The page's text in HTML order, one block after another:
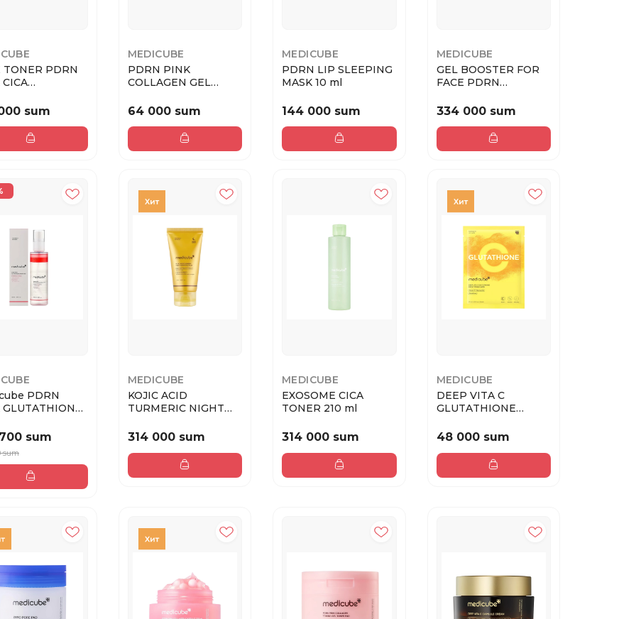
TONER PDRN
sum
MEDICUBE
PDRN PINK
COLLAGEN GEL
64 000 sum
MEDICUBE
PDRN LIP SLEEPING
MASK 10 ml
144 000 sum
MEDICUBE
GEL BOOSTER FOR
FACE PDRN
300ML
334 000 sum
PDRN
GLUTATHIONE
sum
sum
MEDICUBE
KOJIC ACID
TURMERIC NIGHT
314 000 sum
MEDICUBE
EXOSOME CICA
TONER 210 ml
314 000 sum
MEDICUBE
DEEP VITA C
GLUTATHIONE
27 ml
48 000 sum